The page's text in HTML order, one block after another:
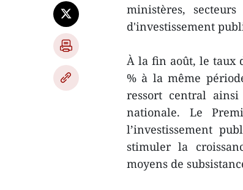
ministères,
d'investissement
À la fin août, le taux
% à la même
ressort central
nationale. Le
l’investissement
stimuler la
moyens de